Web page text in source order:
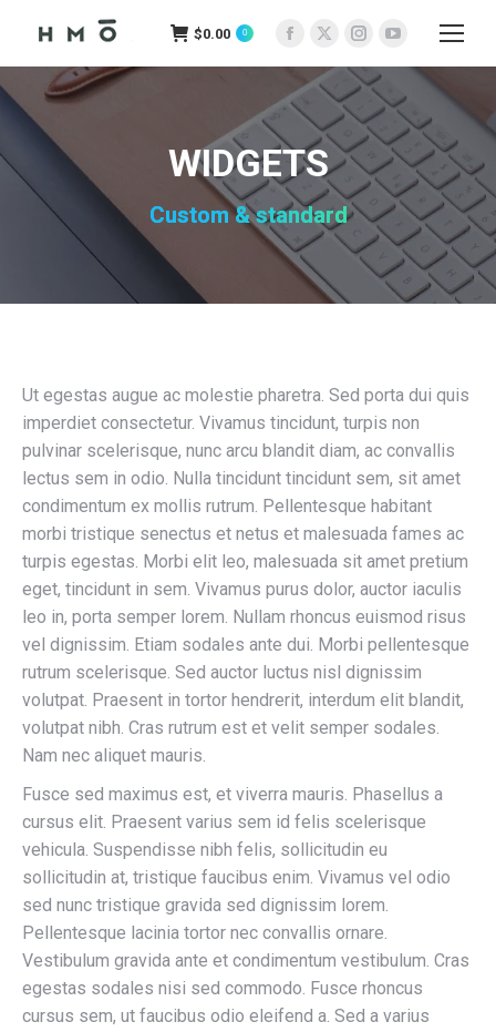
$0.00 0
Facebook
page
opens
new
window
X
page
opens
in
new
window
Instagram
page
opens
in
new
window
YouTube
page
opens
in
new
window
WIDGETS
Custom & standard
Ut egestas augue ac molestie pharetra. Sed porta dui quis
imperdiet consectetur. Vivamus tincidunt, turpis non
pulvinar scelerisque, nunc arcu blandit diam, ac convallis
lectus sem in odio. Nulla tincidunt tincidunt sem, sit amet
condimentum ex mollis rutrum. Pellentesque habitant
morbi tristique senectus et netus et malesuada fames ac
turpis egestas. Morbi elit leo, malesuada sit amet pretium
eget, tincidunt in sem. Vivamus purus dolor, auctor iaculis
leo in, porta semper lorem. Nullam rhoncus euismod risus
vel dignissim. Etiam sodales ante dui. Morbi pellentesque
rutrum scelerisque. Sed auctor luctus nisl dignissim
volutpat. Praesent in tortor hendrerit, interdum elit blandit,
volutpat nibh. Cras rutrum est et velit semper sodales.
Nam nec aliquet mauris.
Fusce sed maximus est, et viverra mauris. Phasellus a
cursus elit. Praesent varius sem id felis scelerisque
vehicula. Suspendisse nibh felis, sollicitudin eu
sollicitudin at, tristique faucibus enim. Vivamus vel odio
sed nunc tristique gravida sed dignissim lorem.
Pellentesque lacinia tortor nec convallis ornare.
Vestibulum gravida ante et condimentum vestibulum. Cras
egestas sodales nisi sed commodo. Fusce rhoncus
cursus sem, ut faucibus odio eleifend a. Sed a varius